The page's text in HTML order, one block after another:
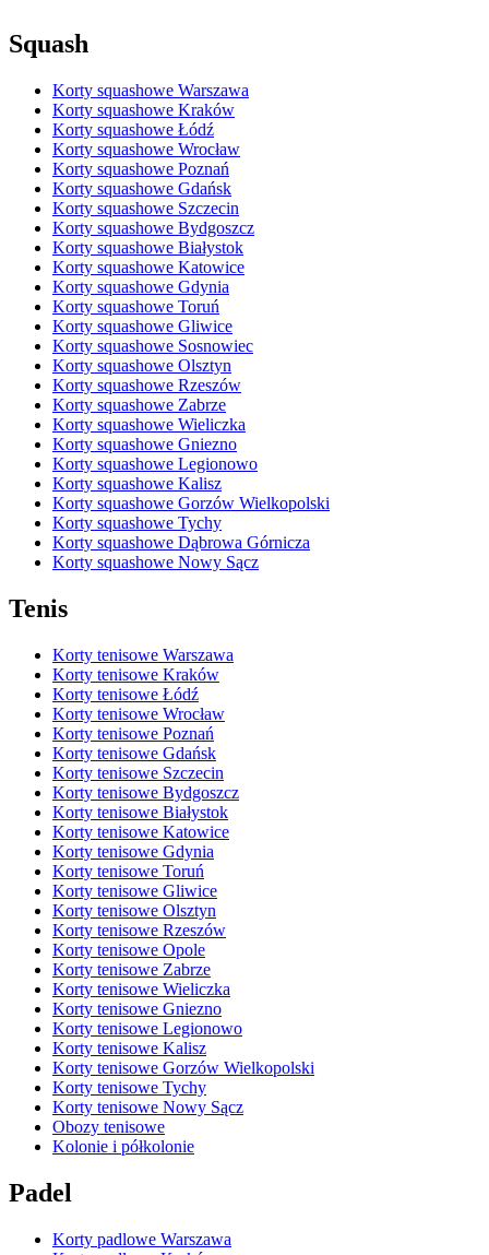
Squash
Korty squashowe Warszawa
Korty squashowe Kraków
Korty squashowe Łódź
Korty squashowe Wrocław
Korty squashowe Poznań
Korty squashowe Gdańsk
Korty squashowe Szczecin
Korty squashowe Bydgoszcz
Korty squashowe Białystok
Korty squashowe Katowice
Korty squashowe Gdynia
Korty squashowe Toruń
Korty squashowe Gliwice
Korty squashowe Sosnowiec
Korty squashowe Olsztyn
Korty squashowe Rzeszów
Korty squashowe Zabrze
Korty squashowe Wieliczka
Korty squashowe Gniezno
Korty squashowe Legionowo
Korty squashowe Kalisz
Korty squashowe Gorzów Wielkopolski
Korty squashowe Tychy
Korty squashowe Dąbrowa Górnicza
Korty squashowe Nowy Sącz
Tenis
Korty tenisowe Warszawa
Korty tenisowe Kraków
Korty tenisowe Łódź
Korty tenisowe Wrocław
Korty tenisowe Poznań
Korty tenisowe Gdańsk
Korty tenisowe Szczecin
Korty tenisowe Bydgoszcz
Korty tenisowe Białystok
Korty tenisowe Katowice
Korty tenisowe Gdynia
Korty tenisowe Toruń
Korty tenisowe Gliwice
Korty tenisowe Olsztyn
Korty tenisowe Rzeszów
Korty tenisowe Opole
Korty tenisowe Zabrze
Korty tenisowe Wieliczka
Korty tenisowe Gniezno
Korty tenisowe Legionowo
Korty tenisowe Kalisz
Korty tenisowe Gorzów Wielkopolski
Korty tenisowe Tychy
Korty tenisowe Nowy Sącz
Obozy tenisowe
Kolonie i półkolonie
Padel
Korty padlowe Warszawa